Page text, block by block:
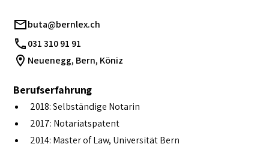
buta@bernlex.ch
031 310 91 91
Neuenegg, Bern, Köniz
Berufserfahrung
2018: Selbständige Notarin
2017: Notariatspatent
2014: Master of Law, Universität Bern